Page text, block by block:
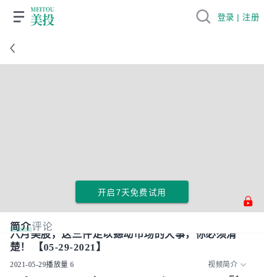
开启7天免费试用
简介评论
六月美股，这三件足以撼动市场的大事，你必须清
楚！ 【05-29-2021】
2021-05-29播放量 6 视频简介
登录 | 注册